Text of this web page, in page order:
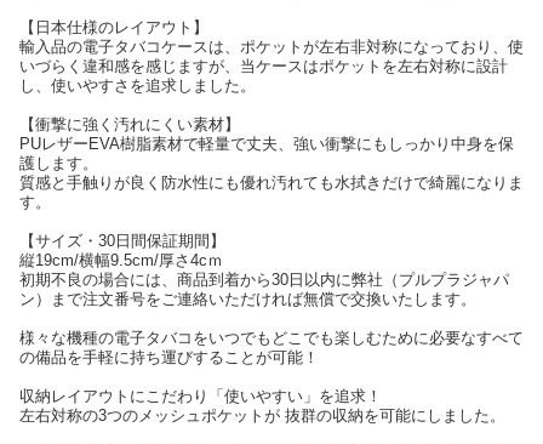
【日本仕様のレイアウト】
輸入品の電子タバコケースは、ポケットが左右非対称になっており、使
いづらく違和感を感じますが、当ケースはポケットを左右対称に設計
し、使いやすさを追求しました。
【衝撃に強く汚れにくい素材】
PUレザーEVA樹脂素材で軽量で丈夫、強い衝撃にもしっかり中身を保
護します。
質感と手触りが良く防水性にも優れ汚れても水拭きだけで綺麗になりま
す。
【サイズ・30日間保証期間】
縦19cm/横幅9.5cm/厚さ4cｍ
初期不良の場合には、商品到着から30日以内に弊社（プルプラジャパ
ン）まで注文番号をご連絡いただければ無償で交換いたします。
様々な機種の電子タバコをいつでもどこでも楽しむために必要なすべて
の備品を手軽に持ち運びすることが可能！
収納レイアウトにこだわり「使いやすい」を追求！
左右対称の3つのメッシュポケットが 抜群の収納を可能にしました。